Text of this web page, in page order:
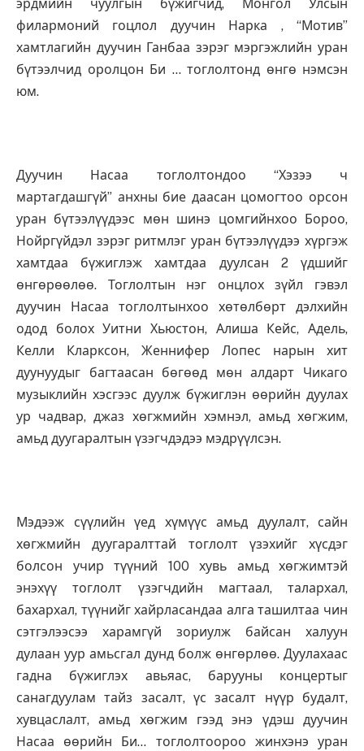
эрдмийн чуулгын бүжигчид, Монгол Улсын
филармоний гоцлол дуучин Нарка , “Мотив”
хамтлагийн дуучин Ганбаа зэрэг мэргэжлийн уран
бүтээлчид оролцон Би … тоглолтонд өнгө нэмсэн
юм.
Дуучин Насаа тоглолтондоо “Хэзээ ч
мартагдашгүй” анхны бие даасан цомогтоо орсон
уран бүтээлүүдээс мөн шинэ цомгийнхоо Бороо,
Нойргүйдэл зэрэг ритмлэг уран бүтээлүүдээ хүргэж
хамтдаа бүжиглэж хамтдаа дуулсан 2 үдшийг
өнгөрөөлөө. Тоглолтын нэг онцлох зүйл гэвэл
дуучин Насаа тоглолтынхоо хөтөлбөрт дэлхийн
одод болох Уитни Хьюстон, Алиша Кейс, Адель,
Келли Кларксон, Женнифер Лопес нарын хит
дуунуудыг багтаасан бөгөөд мөн алдарт Чикаго
музыклийн хэсгээс дуулж бүжиглэн өөрийн дуулах
ур чадвар, джаз хөгжмийн хэмнэл, амьд хөгжим,
амьд дуугаралтын үзэгчдэдээ мэдрүүлсэн.
Мэдээж сүүлийн үед хүмүүс амьд дуулалт, сайн
хөгжмийн дуугаралттай тоглолт үзэхийг хүсдэг
болсон учир түүний 100 хувь амьд хөгжимтэй
энэхүү тоглолт үзэгчдийн магтаал, талархал,
бахархал, түүнийг хайрласандаа алга ташилтаа чин
сэтгэлээсээ харамгүй зориулж байсан халуун
дулаан уур амьсгал дунд болж өнгөрлөө. Дуулахаас
гадна бүжиглэх авьяас, барууны концертыг
санагдуулам тайз засалт, үс засалт нүүр будалт,
хувцаслалт, амьд хөгжим гээд энэ үдэш дуучин
Насаа өөрийн Би… тоглолтоороо жинхэнэ уран